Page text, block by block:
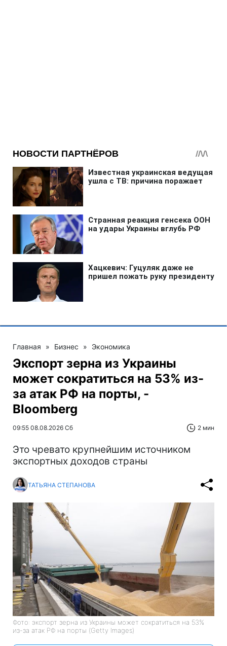
Главная » Бизнес » Экономика
Экспорт зерна из Украины
может сократиться на 53% из-
за атак РФ на порты, -
Bloomberg
09:55 08.08.2026 Сб 2 мин
Это чревато крупнейшим источником
экспортных доходов страны
ТАТЬЯНА СТЕПАНОВА
Фото: экспорт зерна из Украины может сократиться на 53%
из-за атак РФ на порты (Getty Images)